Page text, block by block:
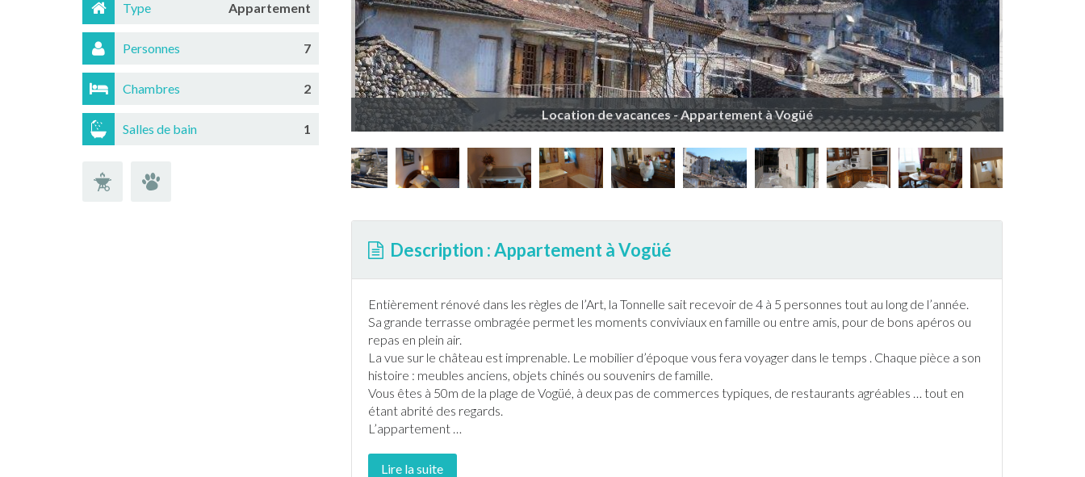
Type Appartement
Personnes 7
Chambres 2
Salles de bain 1
Location de vacances - Appartement à Vogüé
Description : Appartement à Vogüé
Entièrement rénové dans les règles de l’Art, la Tonnelle sait recevoir de 4 à 5 personnes tout au long de l’année.
Sa grande terrasse ombragée permet les moments conviviaux en famille ou entre amis, pour de bons apéros ou
repas en plein air.
La vue sur le château est imprenable. Le mobilier d’époque vous fera voyager dans le temps . Chaque pièce a son
histoire : meubles anciens, objets chinés ou souvenirs de famille.
Vous êtes à 50m de la plage de Vogüé, à deux pas de commerces typiques, de restaurants agréables … tout en
étant abrité des regards.
L’appartement …
Lire la suite